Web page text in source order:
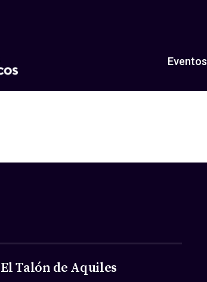
Eventos
El Talón de Aquiles